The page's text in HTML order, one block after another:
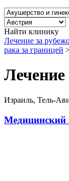
Найти клинику
Лечение за
рака за границей
Лечение
Израиль, Тель-
Медицинский